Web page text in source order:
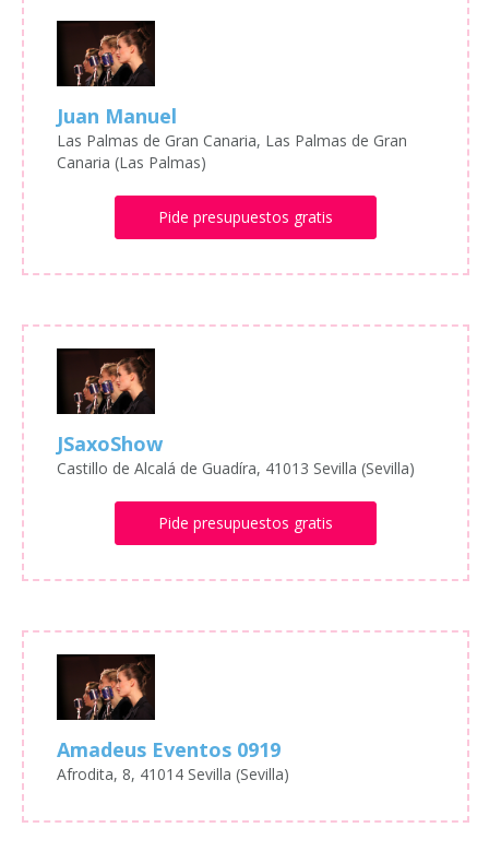
Juan Manuel
Las Palmas de Gran Canaria, Las Palmas de Gran
Canaria (Las Palmas)
Pide presupuestos gratis
JSaxoShow
Castillo de Alcalá de Guadíra, 41013 Sevilla (Sevilla)
Pide presupuestos gratis
Amadeus Eventos 0919
Afrodita, 8, 41014 Sevilla (Sevilla)